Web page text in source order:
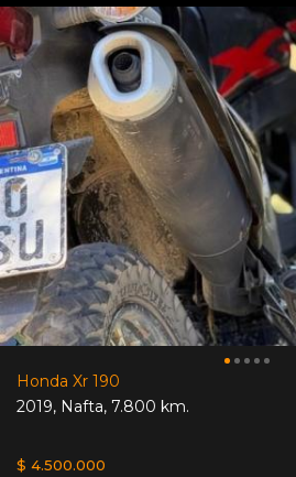
Honda Xr 190
2019, Nafta, 7.800 km.
$ 4.500.000